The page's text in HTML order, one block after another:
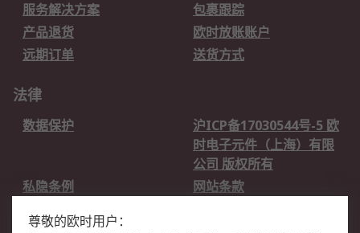
服务解决方案
包裹跟踪
产品退货
欧时放账账户
远期订单
送货方式
法律
数据保护
沪ICP备17030544号-5 欧
时电子元件（上海）有限
公司 版权所有
私隐条例
网站条款
尊敬的欧时用户：